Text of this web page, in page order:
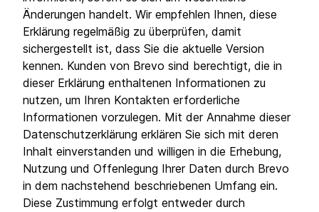
Änderungen handelt. Wir empfehlen Ihnen, diese
Erklärung regelmäßig zu überprüfen, damit
sichergestellt ist, dass Sie die aktuelle Version
kennen. Kunden von Brevo sind berechtigt, die in
dieser Erklärung enthaltenen Informationen zu
nutzen, um Ihren Kontakten erforderliche
Informationen vorzulegen. Mit der Annahme dieser
Datenschutzerklärung erklären Sie sich mit deren
Inhalt einverstanden und willigen in die Erhebung,
Nutzung und Offenlegung Ihrer Daten durch Brevo
in dem nachstehend beschriebenen Umfang ein.
Diese Zustimmung erfolgt entweder durch